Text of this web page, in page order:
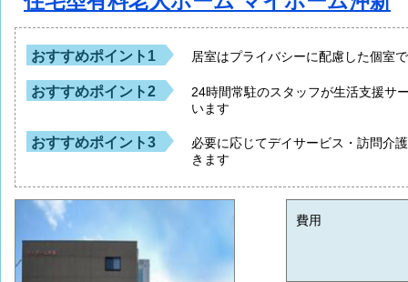
おすすめポイント1 居室はプライバシーに配慮した個室
おすすめポイント2
24時間常駐のスタッフが生活支援サ
います
おすすめポイント3
必要に応じてデイサービス・訪問介
きます
費用